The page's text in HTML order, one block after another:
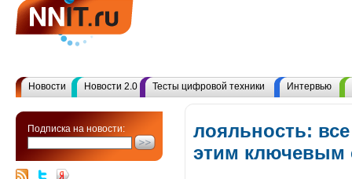
Новости Новости 2.0 Тесты цифровой техники Интервью
Подписка на новости:
лояльность:
этим ключевым